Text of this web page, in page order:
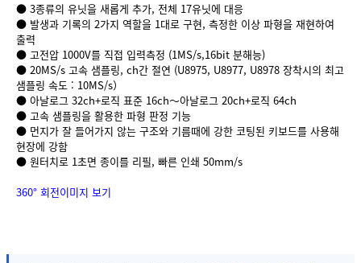
● 3종류의 유닛을 새롭게 추가, 전체 17유닛에 대응
● 발생과 기록의 2가지 역할을 1대로 구현, 측정한 이상 파형을 재현하여
출력
● 고전압 1000V를 직접 입력측정 (1MS/s,16bit 분해능)
● 20MS/s 고속 샘플링, ch간 절연 (U8975, U8977, U8978 장착시의 최고
샘플링 속도 : 10MS/s）
● 아날로그 32ch+로직 표준 16ch〜아날로그 20ch+로직 64ch
● 고속 샘플링을 활용한 파형 판정 기능
● 먼지가 잘 들어가지 않는 구조와 기름때에 강한 코팅된 키보드를 사용해
현장에 강함
● 원터치로 1초면 종이를 리필, 빠른 인쇄 50mm/s
360° 회전이미지 보기